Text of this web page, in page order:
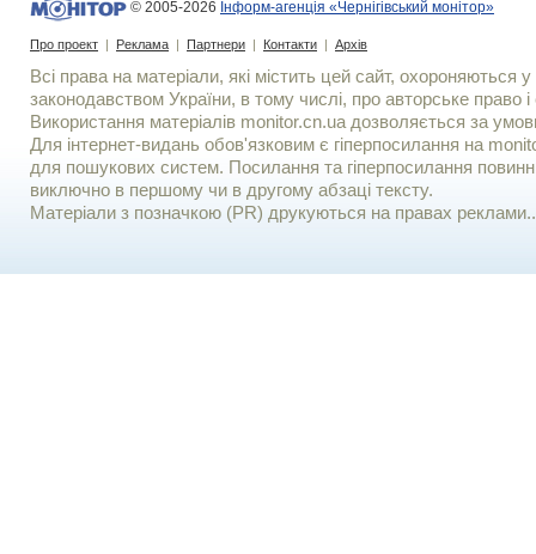
© 2005-2026 Інформ-агенція «Чернігівський монітор»
Про проект | Реклама | Партнери | Контакти | Архів
Всі права на матеріали, які містить цей сайт, охороняються у
законодавством України, в тому числі, про авторське право і
Використання матерiалiв monitor.cn.ua дозволяється за
Для iнтернет-видань обов'язковим є гiперпосилання на
для пошукових систем. Посилання та гіперпосилання
виключно в першому чи в другому абзаці тексту.
Матеріали з позначкою (PR) друкуються на правах реклами..